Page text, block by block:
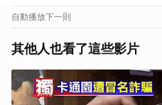
自動播放下一則
其他人也看了這些影片